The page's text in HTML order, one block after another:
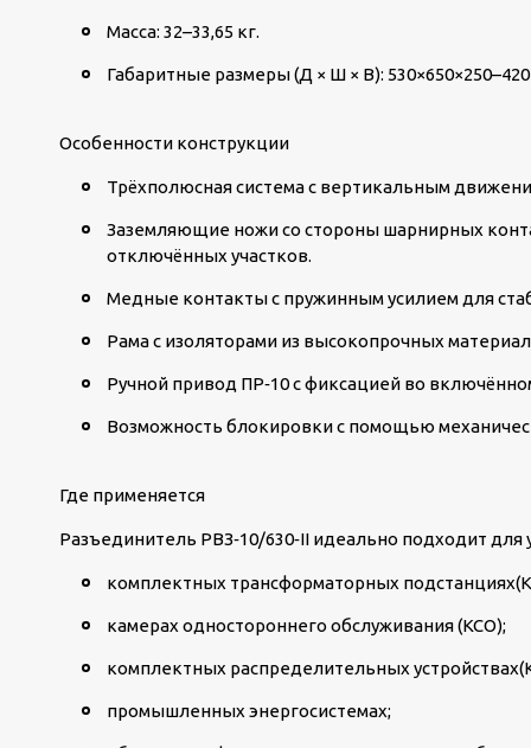
Масса: 32–33,65 кг.
Габаритные размеры (Д × Ш × В):
Особенности конструкции
Трёхполюсная системас вертикальным
Заземляющие ножи со стороны шарнирных
отключённых участков.
Медные контактыс пружинным усилием для
Рама с изоляторами из высокопрочных
Ручной привод ПР‑10с фиксацией во
Возможность блокировкис помощью
Где применяется
Разъединитель РВЗ‑10/630‑II идеально подходит для
комплектных трансформаторных
камерах одностороннего обслуживания (КСО);
комплектных распределительных
промышленных энергосистемах;